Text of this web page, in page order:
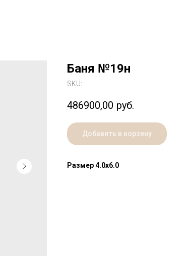
Баня №19н
SKU:
486900,00 руб.
Добавить в корзину
Размер 4.0х6.0